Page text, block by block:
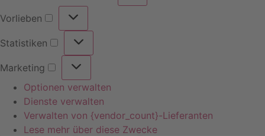
Vorlieben
Statistiken
Marketing
Optionen verwalten
Dienste verwalten
Verwalten von {vendor_count}-Lieferanten
Lese mehr über diese Zwecke